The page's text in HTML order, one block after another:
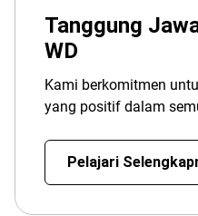
Tanggung
WD
Kami berkomitmen
yang positif dalam
Pelajari